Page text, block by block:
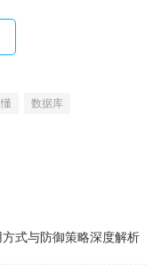
数据库
式与防御策略深度解析